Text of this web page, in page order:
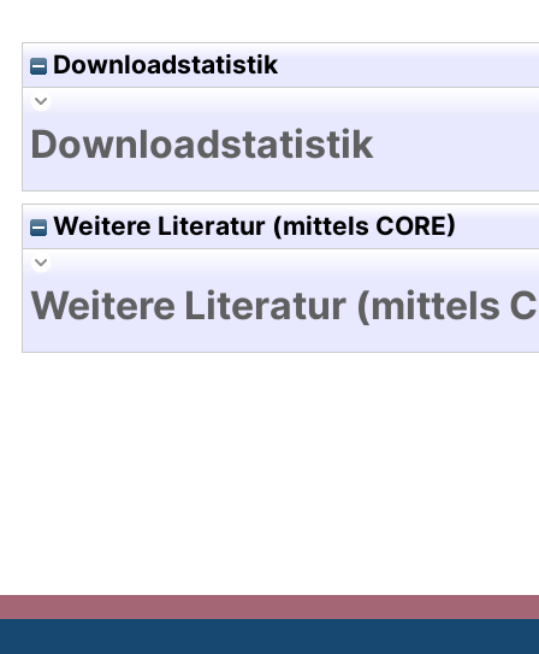
Downloadstatistik
Downloadstatistik
Weitere Literatur (mittels CORE)
Weitere Literatur (mittels